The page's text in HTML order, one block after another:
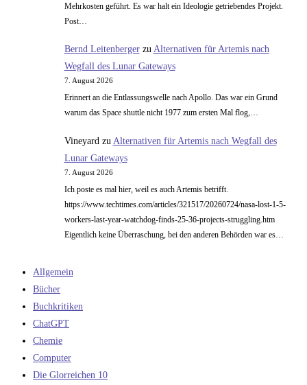
Mehrkosten geführt. Es war halt ein Ideologie getriebendes Projekt.
Post…
Bernd Leitenbergerzu Alternativen für Artemis nach
Wegfall des Lunar Gateways
7. August 2026
Erinnert an die Entlassungswelle nach Apollo. Das war ein Grund
warum das Space shuttle nicht 1977 zum ersten Mal flog,…
Vineyard zu Alternativen für Artemis nach Wegfall des
Lunar Gateways
7. August 2026
Ich poste es mal hier, weil es auch Artemis betrifft.
https://www.techtimes.com/articles/321517/20260724/nasa-lost-1-5-
workers-last-year-watchdog-finds-25-36-projects-struggling.htm
Eigentlich keine Überraschung, bei den anderen Behörden war es…
Allgemein
Bücher
Buchkritiken
ChatGPT
Chemie
Computer
Die Glorreichen 10